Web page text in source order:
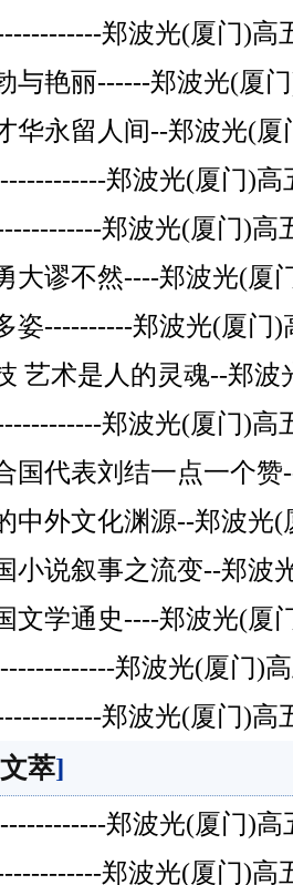
郑波光(厦门)高
与艳丽------郑波光(厦
华永留人间--郑波光(
郑波光(厦门)
郑波光(厦门)高
大谬不然----郑波光(厦
姿----------郑波光(厦门
艺术是人的灵魂--郑
郑波光(厦门)高
国代表刘结一点一个
中外文化渊源--郑波光
小说叙事之流变--郑波
文学通史----郑波光(厦
郑波光(厦门)
郑波光(厦门)高
萃]
郑波光(厦门)
郑波光(厦门)高